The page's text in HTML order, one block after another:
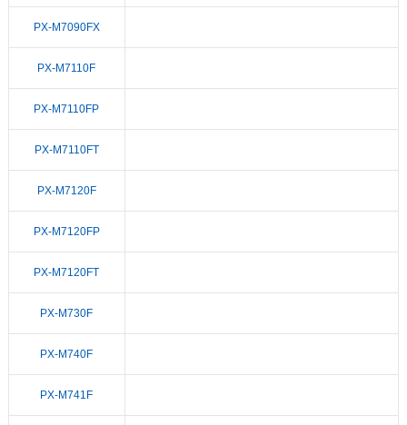
PX-M7090FX
PX-M7110F
PX-M7110FP
PX-M7110FT
PX-M7120F
PX-M7120FP
PX-M7120FT
PX-M730F
PX-M740F
PX-M741F